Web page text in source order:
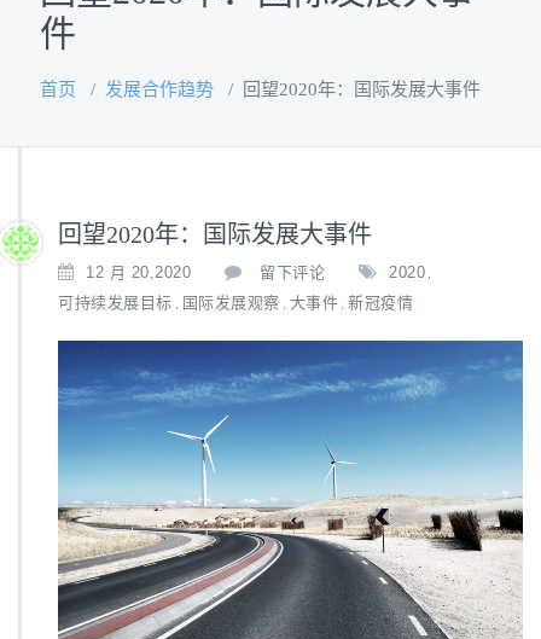
件
首页 / 发展合作趋势 / 回望2020年：国际发展大事件
回望2020年：国际发展大事件
12 月 20,2020 留下评论 2020 ,
可持续发展目标 , 国际发展观察 , 大事件 , 新冠疫情